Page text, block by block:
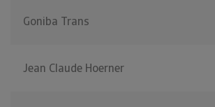
Goniba Trans
Jean Claude Hoerner